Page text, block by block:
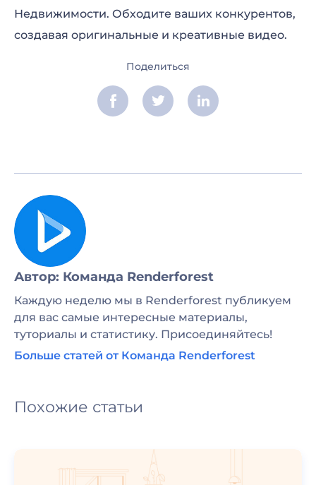
Недвижимости. Обходите ваших конкурентов,
создавая оригинальные и креативные видео.
Поделиться
Автор: Команда Renderforest
Каждую неделю мы в Renderforest публикуем
для вас самые интересные материалы,
туториалы и статистику. Присоединяйтесь!
Больше статей от Команда Renderforest
Похожие статьи